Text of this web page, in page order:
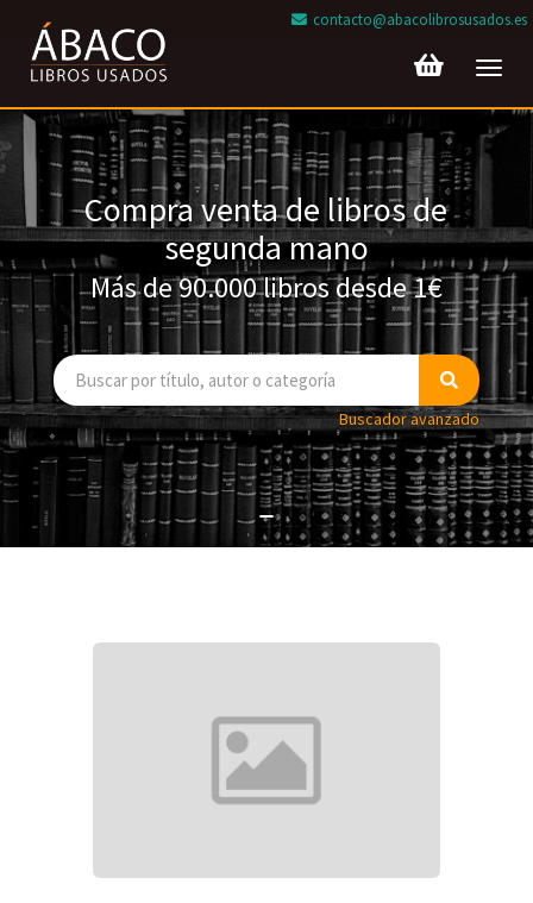
contacto@abacolibrosusados.es
Compra venta de libros de
segunda mano
Más de 90.000 libros desde 1€
Buscador avanzado